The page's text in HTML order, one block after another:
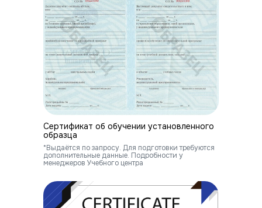
Сертификат об обучении установленного
образца
*Выдаётся по запросу. Для подготовки требуются
дополнительные данные. Подробности у
менеджеров Учебного центра